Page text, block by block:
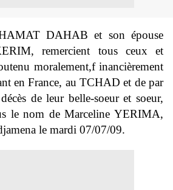
DAHAB et son épouse
remercient tous ceux et
moralement,f inancièrement
en France, au TCHAD et de par
de leur belle-soeur et soeur,
le nom de Marceline YERIMA,
le mardi 07/07/09.